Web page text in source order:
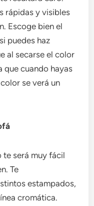
rápidas y visibles
Escoge bien el
puedes haz
al secarse el color
que cuando hayas
se verá un
te será muy fácil
Te
estampados,
cromática.